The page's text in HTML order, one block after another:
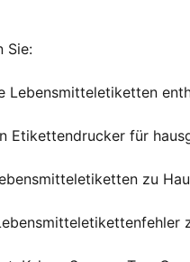
Sie:
Lebensmitteletiketten
Etikettendrucker für
zu